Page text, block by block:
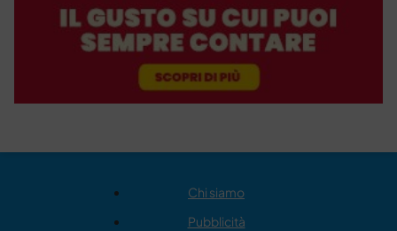
Chi siamo
Pubblicità